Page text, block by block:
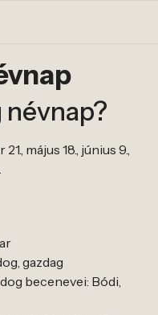
névnap?
május 18., június 9.,
gazdag
becenevei: Bódi,